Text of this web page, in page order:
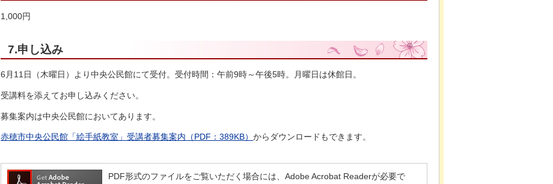
1,000円
7.申し込み
6月11日（木曜日）より中央公民館にて受付。受付時間：午前9時～午後5時。月曜日は休館日。
受講料を添えてお申し込みください。
募集案内は中央公民館においてあります。
赤穂市中央公民館「絵手紙教室」受講者募集案内（PDF：389KB） からダウンロードもできます。
PDF形式のファイルをご覧いただく場合には、Adobe Acrobat Readerが必要で